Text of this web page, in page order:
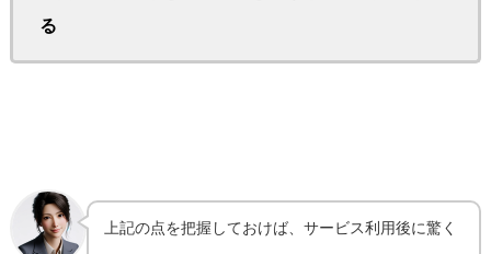
る
上記の点を把握しておけば、サービス利用後に驚く